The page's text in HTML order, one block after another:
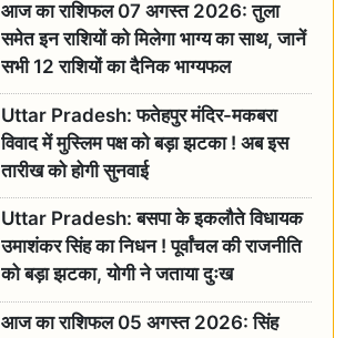
आज का राशिफल 07 अगस्त 2026: तुला
समेत इन राशियों को मिलेगा भाग्य का साथ, जानें
सभी 12 राशियों का दैनिक भाग्यफल
Uttar Pradesh: फतेहपुर मंदिर-मकबरा
विवाद में मुस्लिम पक्ष को बड़ा झटका ! अब इस
तारीख को होगी सुनवाई
Uttar Pradesh: बसपा के इकलौते विधायक
उमाशंकर सिंह का निधन ! पूर्वांचल की राजनीति
को बड़ा झटका, योगी ने जताया दुःख
आज का राशिफल 05 अगस्त 2026: सिंह